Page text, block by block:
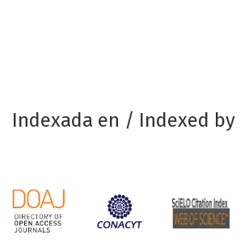
Indexada en / Indexed by